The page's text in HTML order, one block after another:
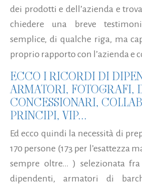
dei prodotti e dell’azienda e
chiedere una breve
semplice, di qualche riga, ma
proprio rapporto con l’azienda e
ECCO I RICORDI DI
ARMATORI, FOTOGRAFI,
CONCESSIONARI,
PRINCIPI, VIP...
Ed ecco quindi la necessità di
170 persone (173 per l’esattezza
sempre oltre… ) selezionata
dipendenti, armatori di